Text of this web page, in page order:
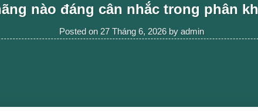
nào đáng cân nhắc trong phân
Posted on 27 Tháng 6, 2026by admin